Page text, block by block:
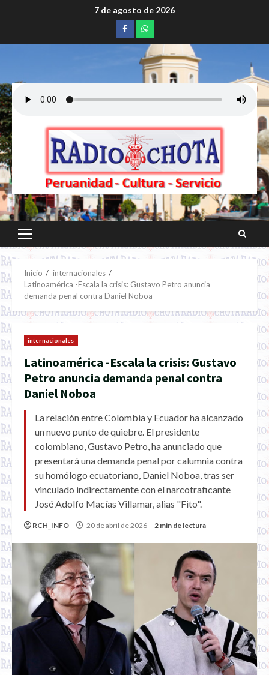
7 de agosto de 2026
Facebookwhatsapp
Menú
principal
Inicio
internacionales
Latinoamérica -Escala la crisis: Gustavo Petro anuncia
demanda penal contra Daniel Noboa
internacionales
Latinoamérica -Escala la crisis: Gustavo
Petro anuncia demanda penal contra
Daniel Noboa
La relación entre Colombia y Ecuador ha alcanzado
un nuevo punto de quiebre. El presidente
colombiano, Gustavo Petro, ha anunciado que
presentará una demanda penal por calumnia contra
su homólogo ecuatoriano, Daniel Noboa, tras ser
vinculado indirectamente con el narcotraficante
José Adolfo Macías Villamar, alias "Fito".
RCH_INFO 20 de abril de 2026 2 min de lectura